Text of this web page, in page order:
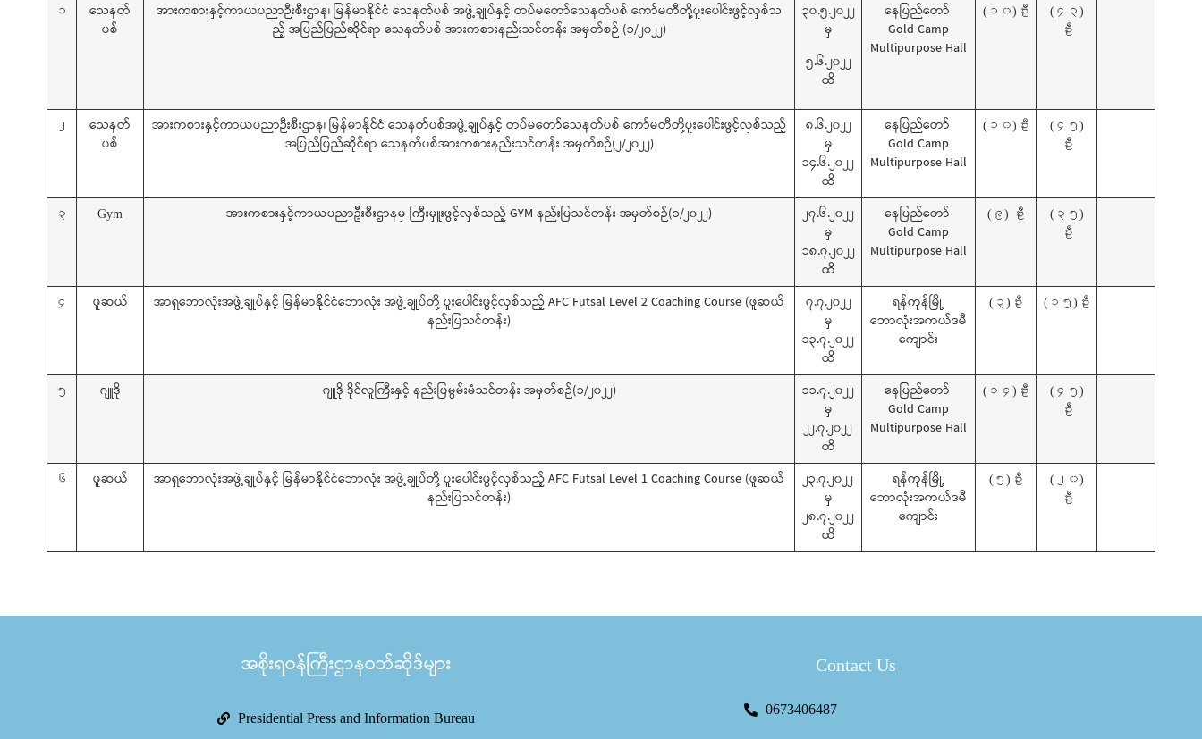
၁
သေနတ်
ပစ်
အားကစားနှင့်ကာယပညာဉီးစီးဌာန၊ မြန်မာနိုင်ငံ သေနတ်ပစ် အဖွဲ့ချုပ်နှင့် တပ်မတော်သေနတ်ပစ် ကော်မတီတို့ပူးပေါင်းဖွင့်လှစ်သ
ည့် အပြည်ပြည်ဆိုင်ရာ သေနတ်ပစ် အားကစားနည်းသင်တန်း အမှတ်စဉ် (၁/၂၀၂၂)
၃၀.၅.၂၀၂၂
မှ
၅.၆.၂၀၂၂
ထိ
နေပြည်တော်
Gold Camp
Multipurpose Hall
(၁၀)ဦး
(၄၃)
ဦး
၂
သေနတ်
ပစ်
အားကစားနှင့်ကာယပညာဉီးစီးဌာန၊ မြန်မာနိုင်ငံ သေနတ်ပစ်အဖွဲ့ချုပ်နှင့် တပ်မတော်သေနတ်ပစ် ကော်မတီတို့ပူးပေါင်းဖွင့်လှစ်သည့်
အပြည်ပြည်ဆိုင်ရာ သေနတ်ပစ်အားကစားနည်းသင်တန်း အမှတ်စဉ်(၂/၂၀၂၂)
၈.၆.၂၀၂၂
မှ
၁၄.၆.၂၀၂၂
ထိ
နေပြည်တော်
Gold Camp
Multipurpose Hall
(၁၀)ဦး
(၄၅)
ဦး
၃ Gym အားကစားနှင့်ကာယပညာဦးစီးဌာနမှ ကြီးမှူးဖွင့်လှစ်သည့် GYM နည်းပြသင်တန်း အမှတ်စဉ်(၁/၂၀၂၂)
၂၇.၆.၂၀၂၂
မှ
၁၈.၇.၂၀၂၂
ထိ
နေပြည်တော်
Gold Camp
Multipurpose Hall
(၉) ဦး
(၃၅)
ဦး
၄ ဖူဆယ်
အာရှဘောလုံးအဖွဲ့ချုပ်နှင့် မြန်မာနိုင်ငံဘောလုံး အဖွဲ့ချုပ်တို့ ပူးပေါင်းဖွင့်လှစ်သည့် AFC Futsal Level 2 Coaching Course (ဖူဆယ်
နည်းပြသင်တန်း)
၇.၇.၂၀၂၂
မှ
၁၃.၇.၂၀၂၂
ထိ
ရန်ကုန်မြို့
ဘောလုံးအကယ်ဒမီ
ကျောင်း
(၃)ဦး (၁၅)ဦး
၅ ဂျူဒို ဂျူဒို ဒိုင်လူကြီးနှင့် နည်းပြမွမ်းမံသင်တန်း အမှတ်စဉ်(၁/၂၀၂၂)
၁၁.၇.၂၀၂၂
မှ
၂၂.၇.၂၀၂၂
ထိ
နေပြည်တော်
Gold Camp
Multipurpose Hall
(၁၄)ဦး
(၄၅)
ဦး
၆ ဖူဆယ်
အာရှဘောလုံးအဖွဲ့ချုပ်နှင့် မြန်မာနိုင်ငံဘောလုံး အဖွဲ့ချုပ်တို့ ပူးပေါင်းဖွင့်လှစ်သည့် AFC Futsal Level 1 Coaching Course (ဖူဆယ်
နည်းပြသင်တန်း)
၂၃.၇.၂၀၂၂
မှ
၂၈.၇.၂၀၂၂
ထိ
ရန်ကုန်မြို့
ဘောလုံးအကယ်ဒမီ
ကျောင်း
(၅)ဦး
(၂၀)
ဦး
အစိုးရဝန်ကြီးဌာနဝဘ်ဆိုဒ်များ
Presidential Press and Information Bureau
Contact Us
0673406487